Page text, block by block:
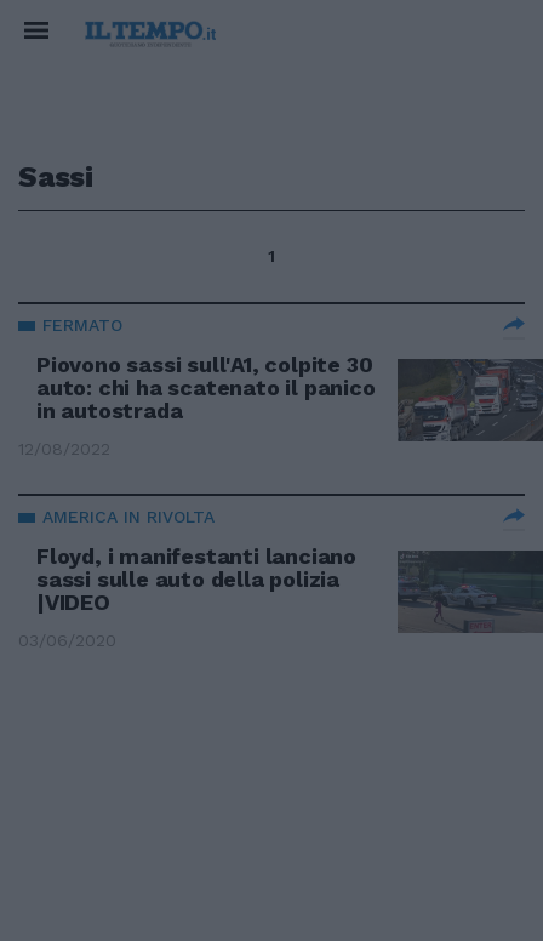
Sassi
1
FERMATO
Piovono sassi sull'A1, colpite 30
auto: chi ha scatenato il panico
in autostrada
12/08/2022
AMERICA IN RIVOLTA
Floyd, i manifestanti lanciano
sassi sulle auto della polizia
|VIDEO
03/06/2020